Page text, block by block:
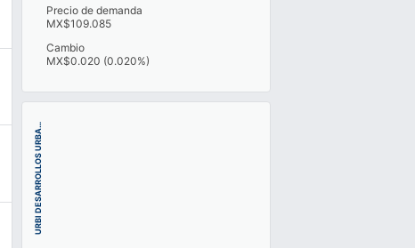
Precio de demanda
MX$109.085
Cambio
MX$0.020 (0.020%)
URBI DESARROLLOS URBA…